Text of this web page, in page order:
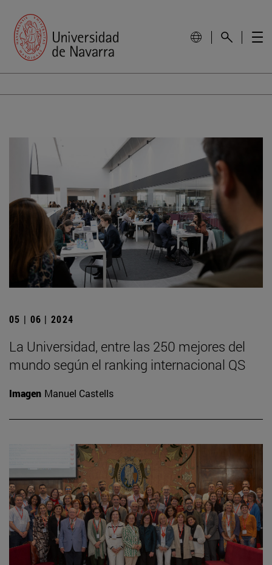
05 | 06 | 2024
La Universidad, entre las 250 mejores del
mundo según el ranking internacional QS
Imagen Manuel Castells